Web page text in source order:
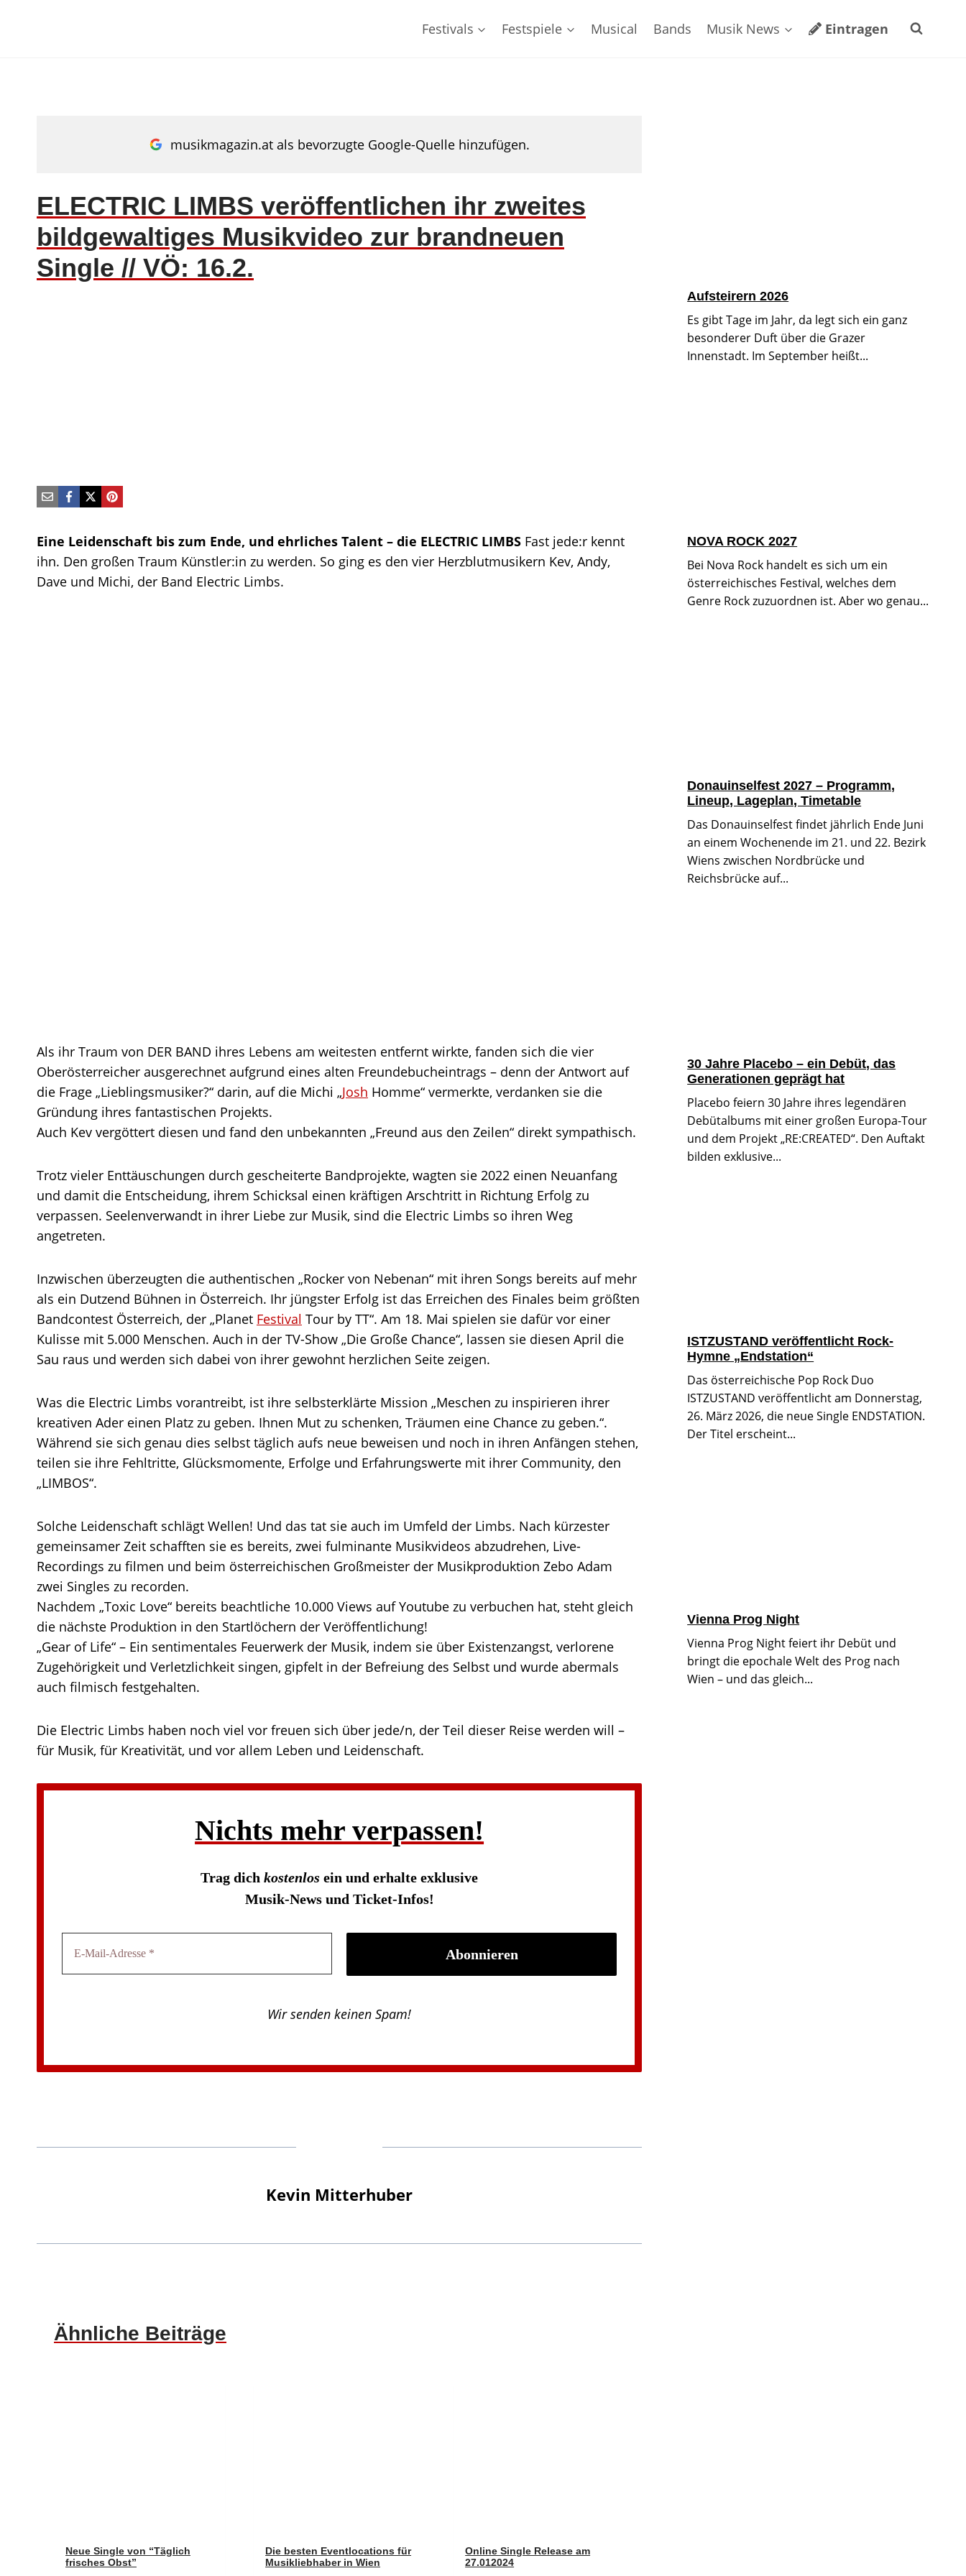
Festivals Festspiele Musical Bands Musik News Eintragen
musikmagazin.at als bevorzugte Google-Quelle hinzufügen.
ELECTRIC LIMBS veröffentlichen ihr zweites
bildgewaltiges Musikvideo zur brandneuen
Single // VÖ: 16.2.
Eine Leidenschaft bis zum Ende, und ehrliches Talent – die ELECTRIC LIMBS Fast jede:r kennt
ihn. Den großen Traum Künstler:in zu werden. So ging es den vier Herzblutmusikern Kev, Andy,
Dave und Michi, der Band Electric Limbs.
Als ihr Traum von DER BAND ihres Lebens am weitesten entfernt wirkte, fanden sich die vier
Oberösterreicher ausgerechnet aufgrund eines alten Freundebucheintrags – denn der Antwort auf
die Frage „Lieblingsmusiker?“ darin, auf die Michi „Josh Homme“ vermerkte, verdanken sie die
Gründung ihres fantastischen Projekts.
Auch Kev vergöttert diesen und fand den unbekannten „Freund aus den Zeilen“ direkt sympathisch.
Trotz vieler Enttäuschungen durch gescheiterte Bandprojekte, wagten sie 2022 einen Neuanfang
und damit die Entscheidung, ihrem Schicksal einen kräftigen Arschtritt in Richtung Erfolg zu
verpassen. Seelenverwandt in ihrer Liebe zur Musik, sind die Electric Limbs so ihren Weg
angetreten.
Inzwischen überzeugten die authentischen „Rocker von Nebenan“ mit ihren Songs bereits auf mehr
als ein Dutzend Bühnen in Österreich. Ihr jüngster Erfolg ist das Erreichen des Finales beim größten
Bandcontest Österreich, der „Planet Festival Tour by TT“. Am 18. Mai spielen sie dafür vor einer
Kulisse mit 5.000 Menschen. Auch in der TV-Show „Die Große Chance“, lassen sie diesen April die
Sau raus und werden sich dabei von ihrer gewohnt herzlichen Seite zeigen.
Was die Electric Limbs vorantreibt, ist ihre selbsterklärte Mission „Meschen zu inspirieren ihrer
kreativen Ader einen Platz zu geben. Ihnen Mut zu schenken, Träumen eine Chance zu geben.“.
Während sie sich genau dies selbst täglich aufs neue beweisen und noch in ihren Anfängen stehen,
teilen sie ihre Fehltritte, Glücksmomente, Erfolge und Erfahrungswerte mit ihrer Community, den
„LIMBOS“.
Solche Leidenschaft schlägt Wellen! Und das tat sie auch im Umfeld der Limbs. Nach kürzester
gemeinsamer Zeit schafften sie es bereits, zwei fulminante Musikvideos abzudrehen, Live-
Recordings zu filmen und beim österreichischen Großmeister der Musikproduktion Zebo Adam
zwei Singles zu recorden.
Nachdem „Toxic Love“ bereits beachtliche 10.000 Views auf Youtube zu verbuchen hat, steht gleich
die nächste Produktion in den Startlöchern der Veröffentlichung!
„Gear of Life“ – Ein sentimentales Feuerwerk der Musik, indem sie über Existenzangst, verlorene
Zugehörigkeit und Verletzlichkeit singen, gipfelt in der Befreiung des Selbst und wurde abermals
auch filmisch festgehalten.
Die Electric Limbs haben noch viel vor freuen sich über jede/n, der Teil dieser Reise werden will –
für Musik, für Kreativität, und vor allem Leben und Leidenschaft.
Nichts mehr verpassen!
Trag dichkostenlosein und erhalte exklusive
Musik-News und Ticket-Infos!
Wir senden keinen Spam!
Kevin Mitterhuber
Ähnliche Beiträge
Neue Single von “Täglich
frisches Obst”
Die besten Eventlocations für
Musikliebhaber in Wien
Online Single Release am
27.012024
Aufsteirern 2026
Es gibt Tage im Jahr, da legt sich ein ganz
besonderer Duft über die Grazer
Innenstadt. Im September heißt...
NOVA ROCK 2027
Bei Nova Rock handelt es sich um ein
österreichisches Festival, welches dem
Genre Rock zuzuordnen ist. Aber wo genau...
Donauinselfest 2027 – Programm,
Lineup, Lageplan, Timetable
Das Donauinselfest findet jährlich Ende Juni
an einem Wochenende im 21. und 22. Bezirk
Wiens zwischen Nordbrücke und
Reichsbrücke auf...
30 Jahre Placebo – ein Debüt, das
Generationen geprägt hat
Placebo feiern 30 Jahre ihres legendären
Debütalbums mit einer großen Europa-Tour
und dem Projekt „RE:CREATED“. Den Auftakt
bilden exklusive...
ISTZUSTAND veröffentlicht Rock-
Hymne „Endstation“
Das österreichische Pop Rock Duo
ISTZUSTAND veröffentlicht am Donnerstag,
26. März 2026, die neue Single ENDSTATION.
Der Titel erscheint...
Vienna Prog Night
Vienna Prog Night feiert ihr Debüt und
bringt die epochale Welt des Prog nach
Wien – und das gleich...